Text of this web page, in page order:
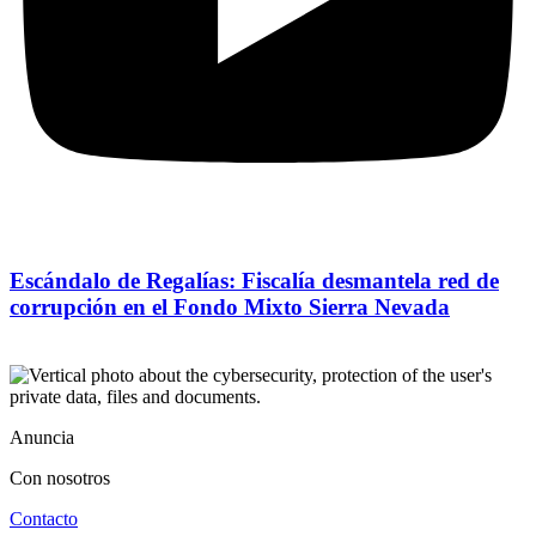
Escándalo de Regalías: Fiscalía desmantela red de
corrupción en el Fondo Mixto Sierra Nevada
Anuncia
Con nosotros
Contacto